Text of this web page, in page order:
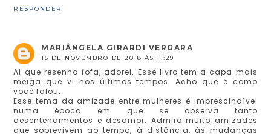
RESPONDER
MARIÂNGELA GIRARDI VERGARA
15 DE NOVEMBRO DE 2018 ÀS 11:29
Ai que resenha fofa, adorei. Esse livro tem a capa mais
meiga que vi nos últimos tempos. Acho que é como
você falou.
Esse tema da amizade entre mulheres é imprescindível
numa época em que se observa tanto
desentendimentos e desamor. Admiro muito amizades
que sobrevivem ao tempo, à distância, às mudanças